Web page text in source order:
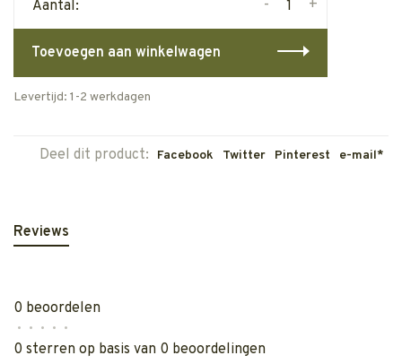
Aantal: +
-
Toevoegen aan winkelwagen
Levertijd: 1-2 werkdagen
Deel dit product: Facebook Twitter Pinterest e-mail*
Reviews
0 beoordelen
• • • • •
0 sterren op basis van 0 beoordelingen